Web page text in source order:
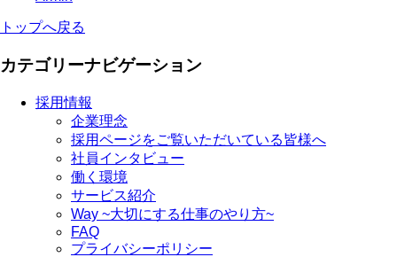
トップへ戻る
カテゴリーナビゲーション
採用情報
企業理念
採用ページをご覧いただいている皆様へ
社員インタビュー
働く環境
サービス紹介
Way ~大切にする仕事のやり方~
FAQ
プライバシーポリシー